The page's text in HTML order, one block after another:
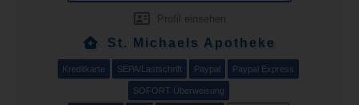
Profil einsehen
St. Michaels Apotheke
Kreditkarte SEPA/Lastschrift Paypal Paypal Express
SOFORT Überweisung